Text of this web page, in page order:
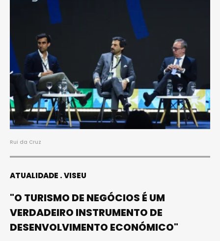
Rui da Cruz
ATUALIDADE VISEU
"O TURISMO DE NEGÓCIOS É UM
VERDADEIRO INSTRUMENTO DE
DESENVOLVIMENTO ECONÓMICO"